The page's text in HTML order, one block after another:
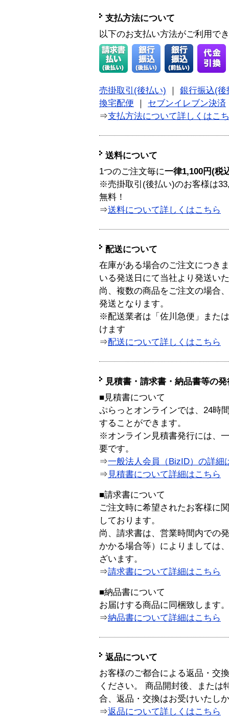
支払方法について
以下のお支払い方法がご利用で
売掛取引(後払い)
銀行振込(後
換宅配便
セブンイレブン決済
⇒支払方法について詳しくはこ
送料について
1つのご注文毎に一律1,100円(税
※売掛取引(後払い)のお客様は
無料！
⇒送料について詳しくはこちら
配送について
在庫がある場合のご注文につき
いる発送日にて当社より発送い
尚、複数の商品をご注文の場合
発送となります。
※配送業者は「佐川急便」また
けます
⇒配送について詳しくはこちら
見積書・請求書・納品書等の
■見積書について
ぷらっとオンラインでは、24時
することができます。
※オンライン見積書発行には、
要です。
⇒一般法人会員（BizID）の詳細
⇒ 見積書について詳細はこちら
■請求書について
ご注文時に希望されたお客様に
しております。
尚、請求書は、営業時間内での
かかる場合等）によりましては
ざいます。
⇒請求書について詳細はこちら
■納品書について
お届けする商品に同梱致します。
⇒納品書について詳細はこちら
返品について
お客様のご都合による返品・交
ください。 商品開封後、または
合、返品・交換はお受けいたし
⇒返品について詳しくはこちら